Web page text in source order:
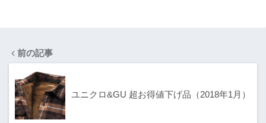
前の記事
ユニクロ&GU 超お得値下げ品（2018年1月）